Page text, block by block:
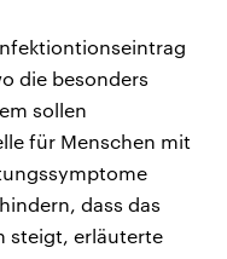
die besonders
sollen
für Menschen mit
dass das
steigt, erläuterte